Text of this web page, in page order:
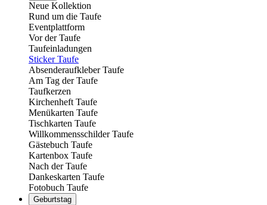
Neue Kollektion
Rund um die Taufe
Eventplattform
Vor der Taufe
Taufeinladungen
Sticker Taufe
Absenderaufkleber Taufe
Am Tag der Taufe
Taufkerzen
Kirchenheft Taufe
Menükarten Taufe
Tischkarten Taufe
Willkommensschilder Taufe
Gästebuch Taufe
Kartenbox Taufe
Nach der Taufe
Dankeskarten Taufe
Fotobuch Taufe
Geburtstag